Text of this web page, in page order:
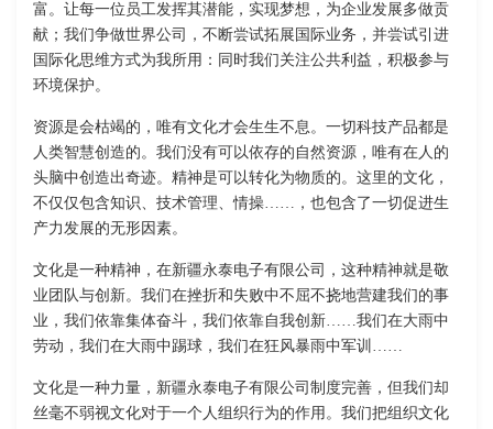
富。让每一位员工发挥其潜能，实现梦想，为企业发展多做贡
献；我们争做世界公司，不断尝试拓展国际业务，并尝试引进
国际化思维方式为我所用：同时我们关注公共利益，积极参与
环境保护。
资源是会枯竭的，唯有文化才会生生不息。一切科技产品都是
人类智慧创造的。我们没有可以依存的自然资源，唯有在人的
头脑中创造出奇迹。精神是可以转化为物质的。这里的文化，
不仅仅包含知识、技术管理、情操……，也包含了一切促进生
产力发展的无形因素。
文化是一种精神，在新疆永泰电子有限公司，这种精神就是敬
业团队与创新。我们在挫折和失败中不屈不挠地营建我们的事
业，我们依靠集体奋斗，我们依靠自我创新……我们在大雨中
劳动，我们在大雨中踢球，我们在狂风暴雨中军训……
文化是一种力量，新疆永泰电子有限公司制度完善，但我们却
丝毫不弱视文化对于一个人组织行为的作用。我们把组织文化